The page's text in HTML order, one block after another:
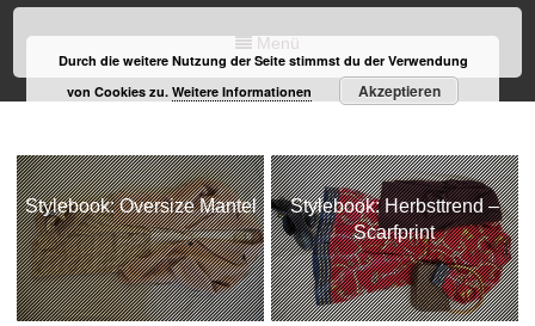
Menü
Stylebook: Oversize Mantel
Stylebook: Herbsttrend –
Scarfprint
Durch die weitere Nutzung der Seite stimmst du der Verwendung
von Cookies zu.Weitere Informationen Akzeptieren